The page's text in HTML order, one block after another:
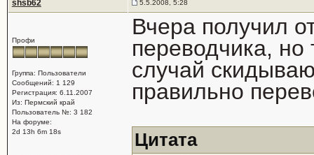
shsb62 5.5.2008, 5:28
Профи
Группа: Пользователи
Сообщений: 1 129
Регистрация: 6.11.2007
Из: Пермский край
Пользователь №: 3 182
На форуме:
2d 13h 6m 18s
Вчера получил
переводчика, но
случай
правильно
Цитата